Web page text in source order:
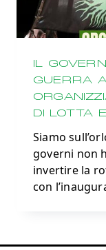
IL
GUERRA
DI LOTTA
Siamo
governi non
invertire la
con